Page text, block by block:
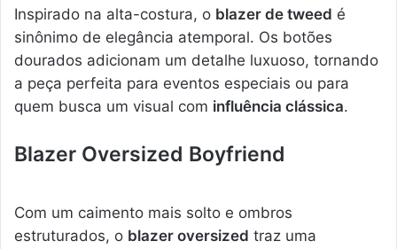
Inspirado na alta-costura, o blazer de tweed é
sinônimo de elegância atemporal. Os botões
dourados adicionam um detalhe luxuoso, tornando
a peça perfeita para eventos especiais ou para
quem busca um visual com influência clássica.
Blazer Oversized Boyfriend
Com um caimento mais solto e ombros
estruturados, o blazer oversized traz uma